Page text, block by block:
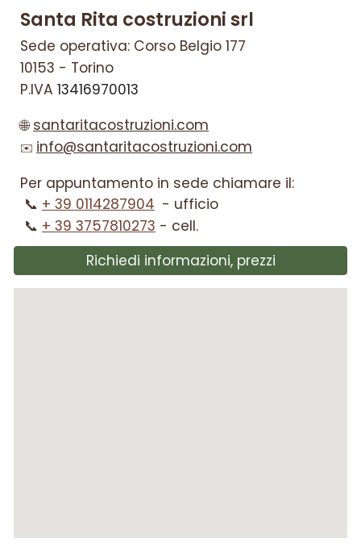
Santa Rita costruzioni srl
Sede operativa: Corso Belgio 177
10153 - Torino
P.IVA13416970013
🌐 santaritacostruzioni.com
✉️ info@santaritacostruzioni.com
Per appuntamento in sede chiamare il:
📞 + 39 0114287904 - ufficio
📞 + 39 3757810273 - cell.
Richiedi informazioni, prezzi